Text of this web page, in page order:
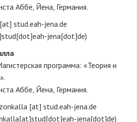
Аббе, Йена, Германия.
[at] stud.eah-jena.de
jena[dot]de)
программа: «Теория и
Аббе, Йена, Германия.
[at] stud.eah-jena.de
jena[dot]de)